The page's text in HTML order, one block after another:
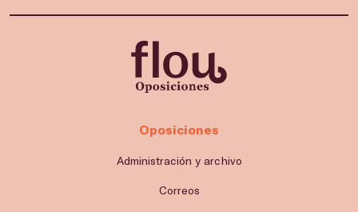
Oposiciones
Administración y archivo
Correos